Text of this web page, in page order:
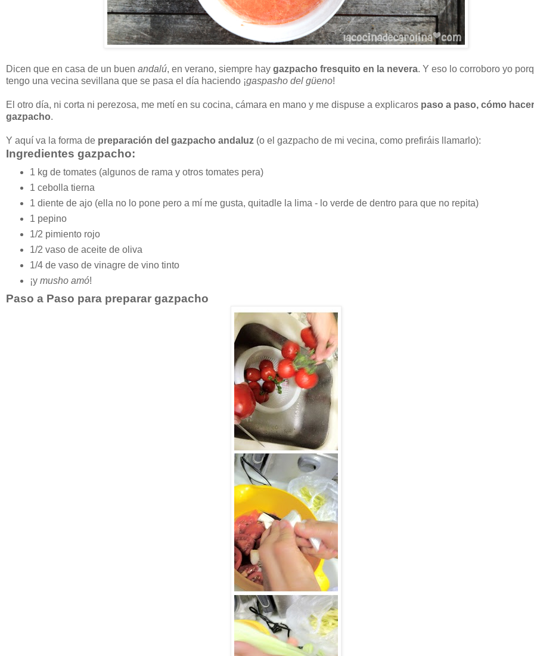
Dicen que en casa de un buen andalú, en verano, siempre hay gazpacho fresquito en la nevera. Y eso lo corroboro yo
tengo una vecina sevillana que se pasa el día haciendo ¡gaspasho del güeno!
El otro día, ni corta ni perezosa, me metí en su cocina, cámara en mano y me dispuse a explicaros paso a paso, cómo hacer
gazpacho.
Y aquí va la forma de preparación del gazpacho andaluz (o el gazpacho de mi vecina, como prefiráis llamarlo):
Ingredientes gazpacho:
1 kg de tomates (algunos de rama y otros tomates pera)
1 cebolla tierna
1 diente de ajo (ella no lo pone pero a mí me gusta, quitadle la lima - lo verde de dentro para que no repita)
1 pepino
1/2 pimiento rojo
1/2 vaso de aceite de oliva
1/4 de vaso de vinagre de vino tinto
¡y musho amó!
Paso a Paso para preparar gazpacho